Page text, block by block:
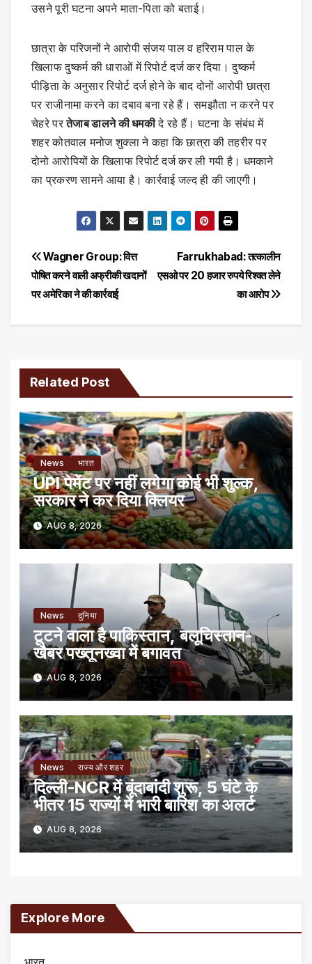
उसने पूरी घटना अपने माता-पिता को बताई।
छात्रा के परिजनों ने आरोपी संजय पाल व हरिराम पाल के
खिलाफ दुष्कर्म की धाराओं में रिपोर्ट दर्ज कर दिया। दुष्कर्म
पीड़िता के अनुसार रिपोर्ट दर्ज होने के बाद दोनों आरोपी छात्रा
पर राजीनामा करने का दबाव बना रहे हैं। समझौता न करने पर
चेहरे परतेजाब डालने की धमकीदे रहे हैं। घटना के संबंध में
शहर कोतवाल मनोज शुक्ला ने कहा कि छात्रा की तहरीर पर
दोनो आरोपियों के खिलाफ रिपोर्ट दर्ज कर ली गयी है। धमकाने
का प्रकरण सामने आया है। कार्रवाई जल्द ही की जाएगी।
Post
navigation
Farrukhabad: तत्कालीन
एसओ पर 20 हजार रुपये रिश्वत लेने
का आरोप
Wagner Group: वित्त
पोषित करने वाली अफ्रीकी खदानों
पर अमेरिका ने की कार्रवाई
Related Post
News भारत
UPI पेमेंट पर नहीं लगेगा कोई भी शुल्क,
सरकार ने कर दिया क्लियर
AUG 8, 2026
News दुनिया
टूटने वाला है पाकिस्तान, बलूचिस्तान-
खैबर पख्तूनख्वा में बगावत
AUG 8, 2026
News राज्य और शहर
दिल्ली-NCR में बूंदाबांदी शुरू, 5 घंटे के
भीतर 15 राज्यों में भारी बारिश का अलर्ट
AUG 8, 2026
Explore More